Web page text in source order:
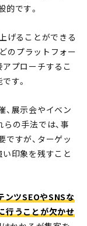
です。
げることができる
のプラットフォー
プローチするこ
す。
、展示会やイベン
の手法では、事
すが、ターゲッ
い印象を残すこと
ンツSEOやSNSな
行うことが欠かせ